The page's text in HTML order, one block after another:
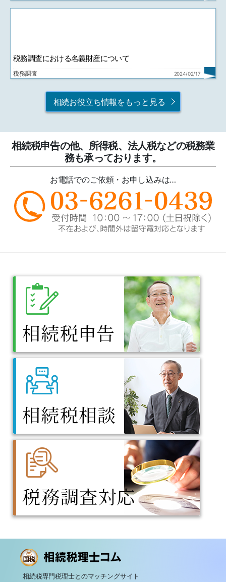
税務調査における名義財産について
税務調査 2024/02/17
相続お役立ち情報をもっと見る
相続税申告の他、所得税、法人税などの税務業
務も承っております。
お電話でのご依頼・お申し込みは…
相続税専門税理士とのマッチングサイト